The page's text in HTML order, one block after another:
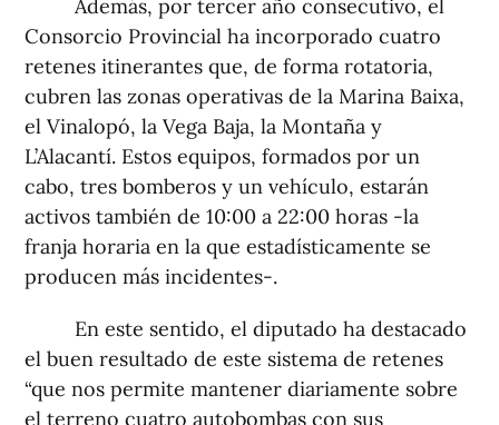
Además, por tercer año consecutivo, el
Consorcio Provincial ha incorporado cuatro
retenes itinerantes que, de forma rotatoria,
cubren las zonas operativas de la Marina Baixa,
el Vinalopó, la Vega Baja, la Montaña y
L’Alacantí. Estos equipos, formados por un
cabo, tres bomberos y un vehículo, estarán
activos también de 10:00 a 22:00 horas -la
franja horaria en la que estadísticamente se
producen más incidentes-.
En este sentido, el diputado ha destacado
el buen resultado de este sistema de retenes
“que nos permite mantener diariamente sobre
el terreno cuatro autobombas con sus